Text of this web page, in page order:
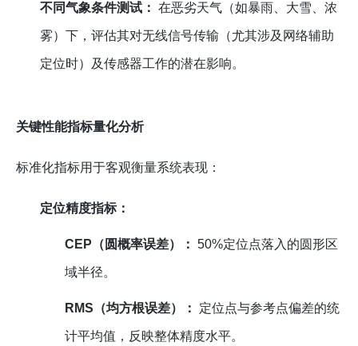
不同气象条件测试： 在恶劣天气（如暴雨、大雪、浓
雾）下，评估其对无线信号传输（尤其涉及网络辅助
定位时）及传感器工作的潜在影响。
关键性能指标量化分析
标准化指标用于客观衡量系统表现：
定位精度指标：
CEP（圆概率误差）： 50%定位点落入的圆形区
域半径。
RMS（均方根误差）： 定位点与参考点偏差的统
计平均值，反映整体精度水平。